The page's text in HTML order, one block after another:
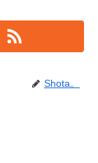
Shota。